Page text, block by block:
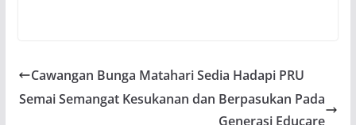
Cawangan Bunga Matahari Sedia Hadapi PRU
Semai Semangat Kesukanan dan Berpasukan Pada
Generasi Educare